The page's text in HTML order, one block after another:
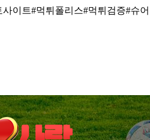
이트#먹튀폴리스#먹튀검증#슈